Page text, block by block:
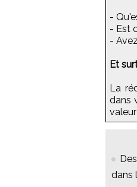
-
- Est
-
Et
La
dans
dans